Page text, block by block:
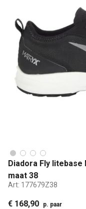
Diadora Fly
maat 38
Art: 177679Z38
€ 168,90 p. paar